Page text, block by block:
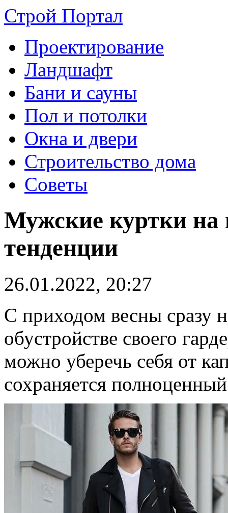
Строй Портал
Проектирование
Ландшафт
Бани и сауны
Пол и потолки
Окна и двери
Строительство дома
Советы
Мужские куртки на
тенденции
26.01.2022, 20:27
С приходом весны сразу
обустройстве своего
можно уберечь себя от
сохраняется